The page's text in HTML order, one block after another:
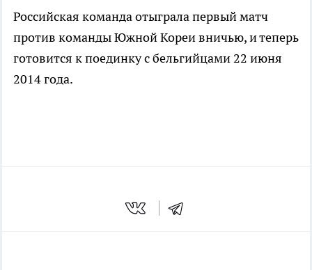
Российская команда отыграла первый матч
против команды Южной Кореи вничью, и теперь
готовится к поединку с бельгийцами 22 июня
2014 года.